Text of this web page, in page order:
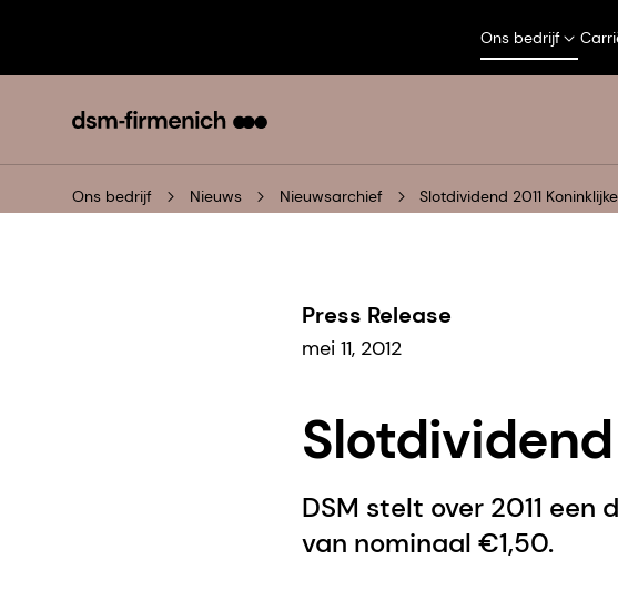
Ons bedrijf
Ons bedrijf Nieuws Nieuwsarchief Slotdividend 2011
Press Release
mei 11, 2012
Slotdividend
DSM stelt over 2011
van nominaal €1,50.